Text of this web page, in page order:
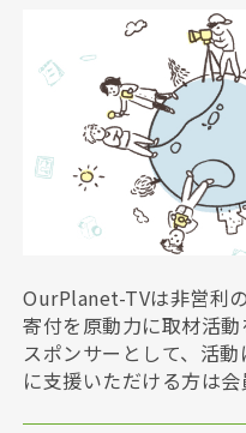
OurPlanet-TVは非営利
寄付を原動力に取材活
スポンサーとして、活
に支援いただける方は会